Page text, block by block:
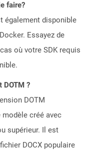
faire?
également disponible
Essayez de
où votre SDK requis
DOTM ?
DOTM
créé avec
supérieur. Il est
DOCX populaire